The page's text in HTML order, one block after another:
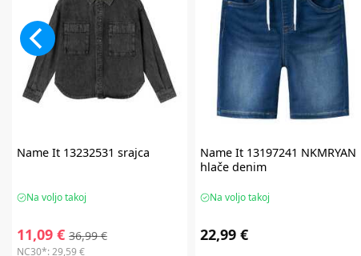
Name It13232531 srajca
Na voljo takoj
11,09 € 36,99 €
NC30*:29,59 €
Name It 13197241 NKMRYAN
hlače denim
Na voljo takoj
22,99 €